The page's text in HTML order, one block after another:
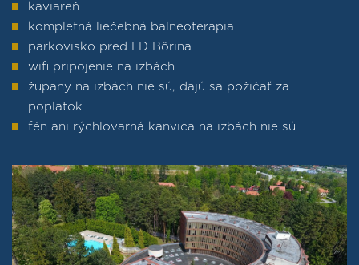
kaviareň
kompletná liečebná balneoterapia
parkovisko pred LD Bôrina
wifi pripojenie na izbách
župany na izbách nie sú, dajú sa požičať za
poplatok
fén ani rýchlovarná kanvica na izbách nie sú